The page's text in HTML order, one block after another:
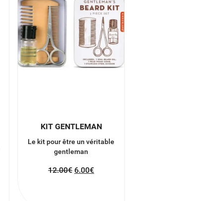
KIT GENTLEMAN
Le kit pour être un véritable
gentleman
12.00€ 6.00€